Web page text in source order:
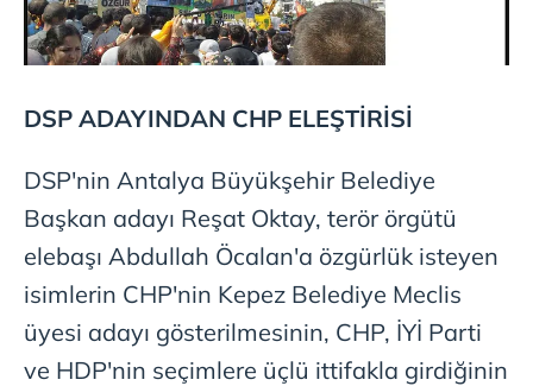
Metnimiziziyaret edebilirsiniz.
hazırlanmış Aydınlatma Metnimizi okumak ve sitemizde
ilgili mevzuata uygun olarak kullanılan çerezlerle ilgili bilgi
DSP ADAYINDAN CHP ELEŞTİRİSİ
DSP'nin Antalya Büyükşehir Belediye
Başkan adayı Reşat Oktay, terör örgütü
elebaşı Abdullah Öcalan'a özgürlük isteyen
isimlerin CHP'nin Kepez Belediye Meclis
üyesi adayı gösterilmesinin, CHP, İYİ Parti
ve HDP'nin seçimlere üçlü ittifakla girdiğinin